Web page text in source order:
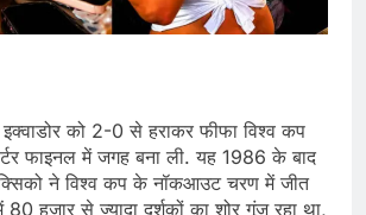
को 2-0 से हराकर फीफा विश्व कप
फाइनल में जगह बना ली. यह 1986 के बाद
ने विश्व कप के नॉकआउट चरण में जीत
80 हजार से ज्यादा दर्शकों का शोर गूंज रहा था,